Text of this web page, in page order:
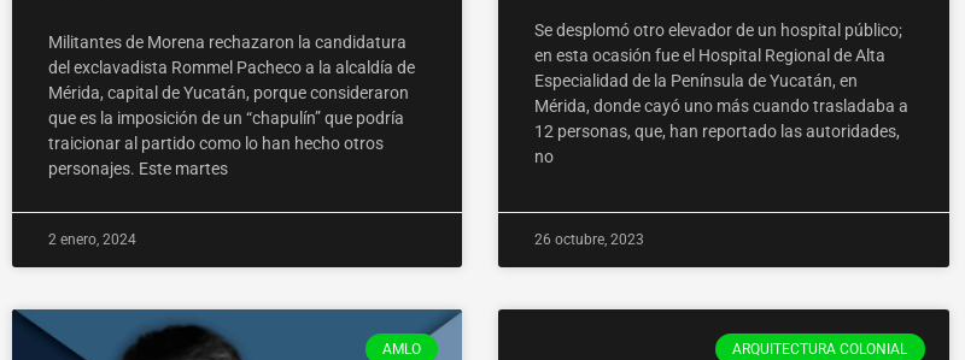
Militantes de Morena rechazaron la candidatura
del exclavadista Rommel Pacheco a la alcaldía de
Mérida, capital de Yucatán, porque consideraron
que es la imposición de un “chapulín” que podría
traicionar al partido como lo han hecho otros
personajes. Este martes
2 enero, 2024
Se desplomó otro elevador de un hospital público;
en esta ocasión fue el Hospital Regional de Alta
Especialidad de la Península de Yucatán, en
Mérida, donde cayó uno más cuando trasladaba a
12 personas, que, han reportado las autoridades,
no
26 octubre, 2023
AMLO ARQUITECTURA COLONIAL